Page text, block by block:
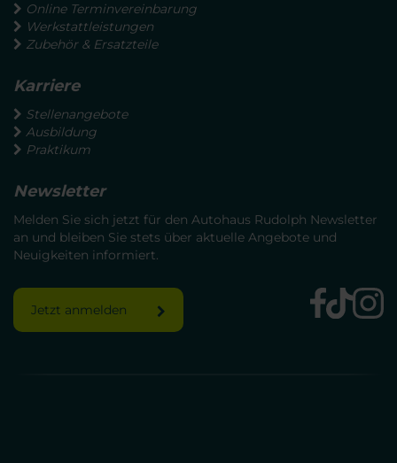
Online Terminvereinbarung
Werkstattleistungen
Zubehör & Ersatzteile
Karriere
Stellenangebote
Ausbildung
Praktikum
Newsletter
Melden Sie sich jetzt für den Autohaus Rudolph Newsletter
an und bleiben Sie stets über aktuelle Angebote und
Neuigkeiten informiert.
Jetzt anmelden